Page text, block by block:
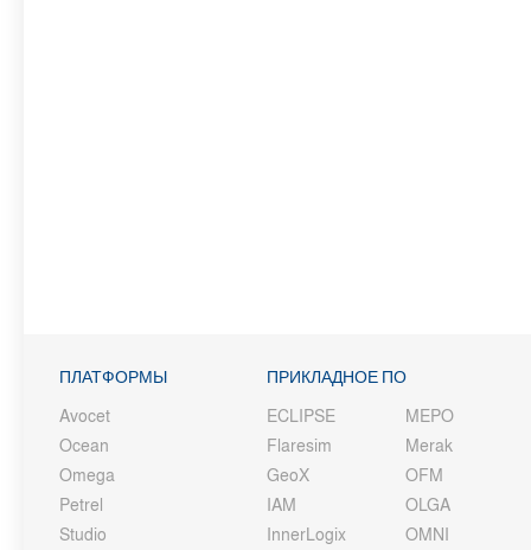
ПЛАТФОРМЫ
Avocet
Ocean
Omega
Petrel
Studio
ПРИКЛАДНОЕ ПО
ECLIPSE
Flaresim
GeoX
IAM
InnerLogix
MEPO
Merak
OFM
OLGA
OMNI